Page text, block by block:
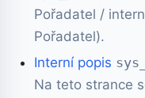
Pořadatel /
Pořadatel).
Interní popis
Na teto strance